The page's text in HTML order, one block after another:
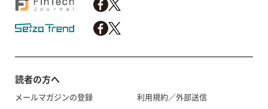
読者の方へ
メールマガジンの登録
利用規約／外部送信